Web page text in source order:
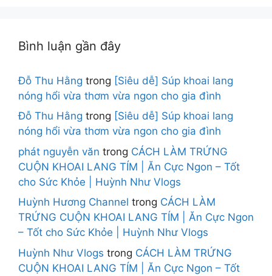
Bình luận gần đây
Đỗ Thu Hằng trong [Siêu dễ] Súp khoai lang
nóng hổi vừa thơm vừa ngon cho gia đình
Đỗ Thu Hằng trong [Siêu dễ] Súp khoai lang
nóng hổi vừa thơm vừa ngon cho gia đình
phát nguyễn văn trong CÁCH LÀM TRỨNG
CUỘN KHOAI LANG TÍM | Ăn Cực Ngon – Tốt
cho Sức Khỏe | Huỳnh Như Vlogs
Huỳnh Hương Channel trong CÁCH LÀM
TRỨNG CUỘN KHOAI LANG TÍM | Ăn Cực Ngon
– Tốt cho Sức Khỏe | Huỳnh Như Vlogs
Huỳnh Như Vlogs trong CÁCH LÀM TRỨNG
CUỘN KHOAI LANG TÍM | Ăn Cực Ngon – Tốt